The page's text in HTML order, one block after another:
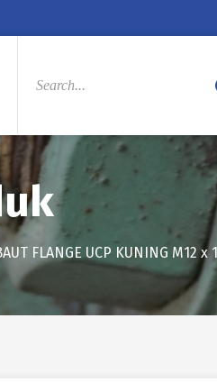
PRODUCTS
FLANGE UCP KUNING M12 x